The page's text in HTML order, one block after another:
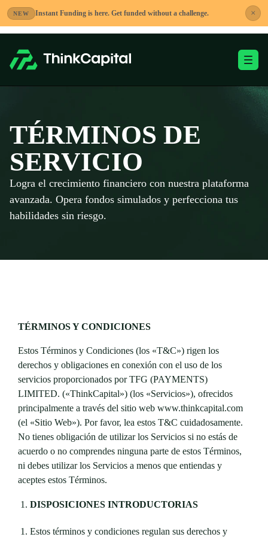
NEW Instant Funding is here. Get funded without a challenge. ×
Saltar
contenido
Alternar menú
TÉRMINOS DE
SERVICIO
Logra el crecimiento financiero con nuestra plataforma
avanzada. Opera fondos simulados y perfecciona tus
habilidades sin riesgo.
TÉRMINOS Y CONDICIONES
Estos Términos y Condiciones (los «T&C») rigen los
derechos y obligaciones en conexión con el uso de los
servicios proporcionados por TFG (PAYMENTS)
LIMITED. («ThinkCapital») (los «Servicios»), ofrecidos
principalmente a través del sitio web www.thinkcapital.com
(el «Sitio Web»). Por favor, lea estos T&C cuidadosamente.
No tienes obligación de utilizar los Servicios si no estás de
acuerdo o no comprendes ninguna parte de estos Términos,
ni debes utilizar los Servicios a menos que entiendas y
aceptes estos Términos.
DISPOSICIONES INTRODUCTORIAS
Estos términos y condiciones regulan sus derechos y